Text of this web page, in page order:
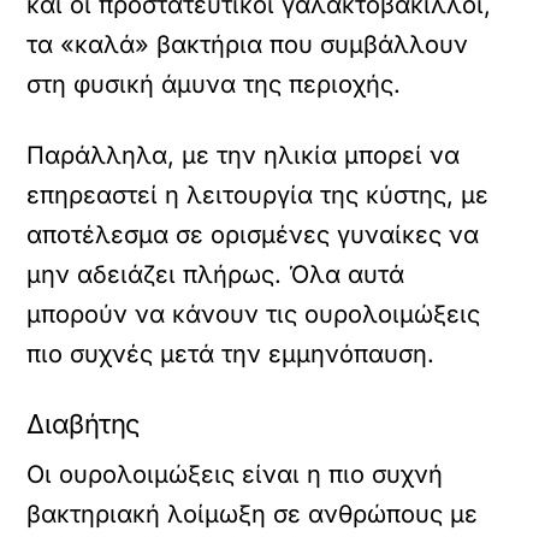
τα «καλά» βακτήρια που συμβάλλουν
στη φυσική άμυνα της περιοχής.
Παράλληλα, με την ηλικία μπορεί να
επηρεαστεί η λειτουργία της κύστης, με
αποτέλεσμα σε ορισμένες γυναίκες να
μην αδειάζει πλήρως. Όλα αυτά
μπορούν να κάνουν τις ουρολοιμώξεις
πιο συχνές μετά την εμμηνόπαυση.
Διαβήτης
Οι ουρολοιμώξεις είναι η πιο συχνή
βακτηριακή λοίμωξη σε ανθρώπους με